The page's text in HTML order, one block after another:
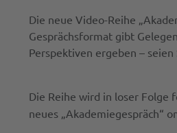
Die neue Video-Reihe
Gesprächsformat gibt
Perspektiven ergeben –
Die Reihe wird in loser Folge
neues „Akademiegespräch“